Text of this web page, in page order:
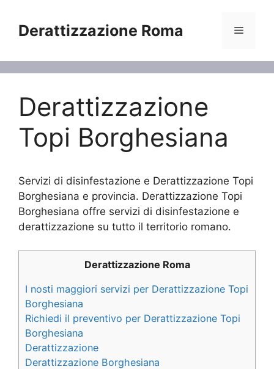
contenuto
Derattizzazione Roma Menu
Derattizzazione
Topi Borghesiana
Servizi di disinfestazione e Derattizzazione Topi
Borghesiana e provincia. Derattizzazione Topi
Borghesiana offre servizi di disinfestazione e
derattizzazione su tutto il territorio romano.
Derattizzazione Roma
I nosti maggiori servizi per Derattizzazione Topi
Borghesiana
Richiedi il preventivo per Derattizzazione Topi
Borghesiana
Derattizzazione
Derattizzazione Borghesiana